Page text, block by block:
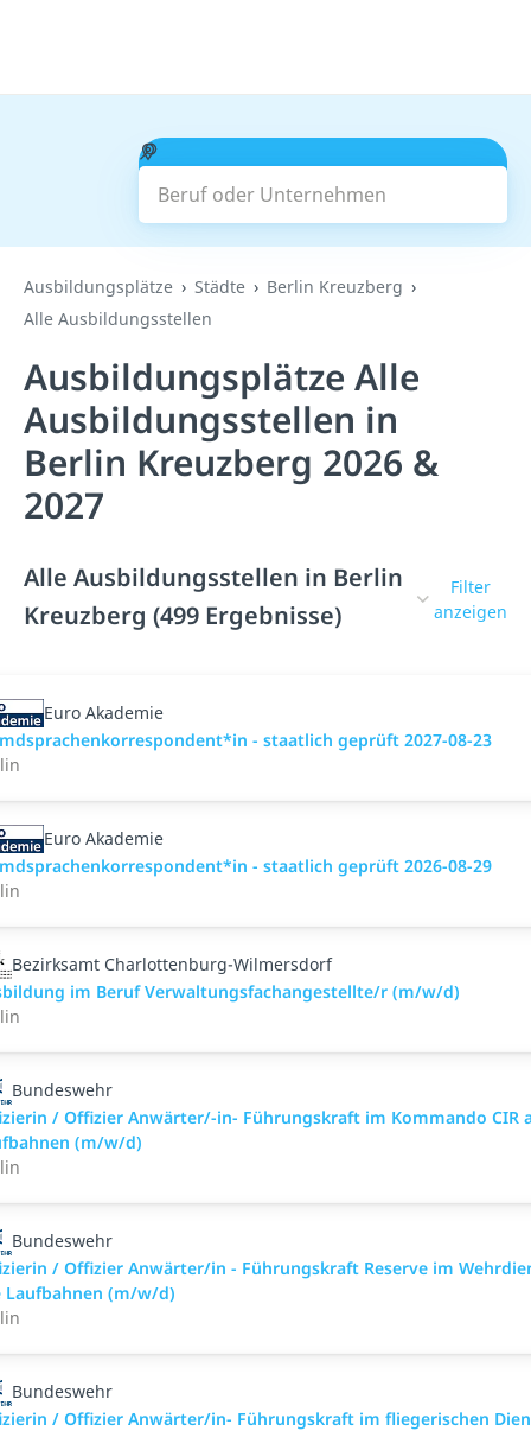
Beruf oder Unternehmen
Suchen
Ausbildungsplätze Städte
Berlin Kreuzberg
Alle Ausbildungsstellen
Ausbildungsplätze Alle
Ausbildungsstellen in
Berlin Kreuzberg 2026 &
2027
Alle Ausbildungsstellen in Berlin
Kreuzberg (499 Ergebnisse)
Filter
anzeigen
Euro Akademie
- staatlich geprüft 2027-08-23
Euro Akademie
- staatlich geprüft 2026-08-29
Bezirksamt Charlottenburg-Wilmersdorf
im Beruf Verwaltungsfachangestellte/r (m/w/d)
Bundeswehr
/ Offizier Anwärter/-in- Führungskraft im Kommando CIR
(m/w/d)
Bundeswehr
/ Offizier Anwärter/in - Führungskraft Reserve im
Laufbahnen (m/w/d)
Bundeswehr
/ Offizier Anwärter/in- Führungskraft im fliegerischen